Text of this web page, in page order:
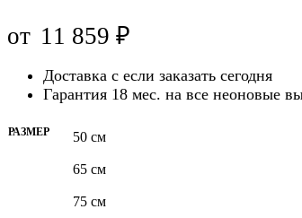
от 11 859 ₽
Доставка с если заказать сегодня
Гарантия 18 мес. на все неоновые
РАЗМЕР 50 см
65 см
75 см